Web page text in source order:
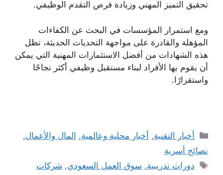
تحقيق التميز المهني وزيادة فرص التقدم الوظيفي.
ومع استمرار المؤسسات في البحث عن الكفاءات
المؤهلة والقادرة على مواجهة التحديات الحديثة، تظل
هذه الشهادات من أفضل الاستثمارات المهنية التي يمكن
أن يقوم بها الأفراد لبناء مستقبل وظيفي أكثر نجاحًا
واستقرارًا.
التصنيفات
أخبار التقنية, أخبار محلية وعالمية, المال والأعمال ,
نصائح أسرية
الوسوم
دورات تدريبية, سوق العمل السعودي, شركات